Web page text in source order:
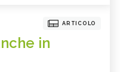
ARTICOLO
in